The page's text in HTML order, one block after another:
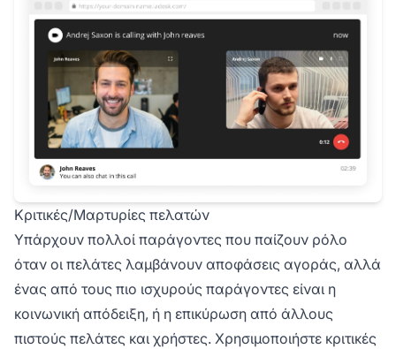
Κριτικές/Μαρτυρίες πελατών
Υπάρχουν πολλοί παράγοντες που παίζουν ρόλο
όταν οι πελάτες λαμβάνουν αποφάσεις αγοράς, αλλά
ένας από τους πιο ισχυρούς παράγοντες είναι η
κοινωνική απόδειξη, ή η επικύρωση από άλλους
πιστούς πελάτες και χρήστες. Χρησιμοποιήστε κριτικές